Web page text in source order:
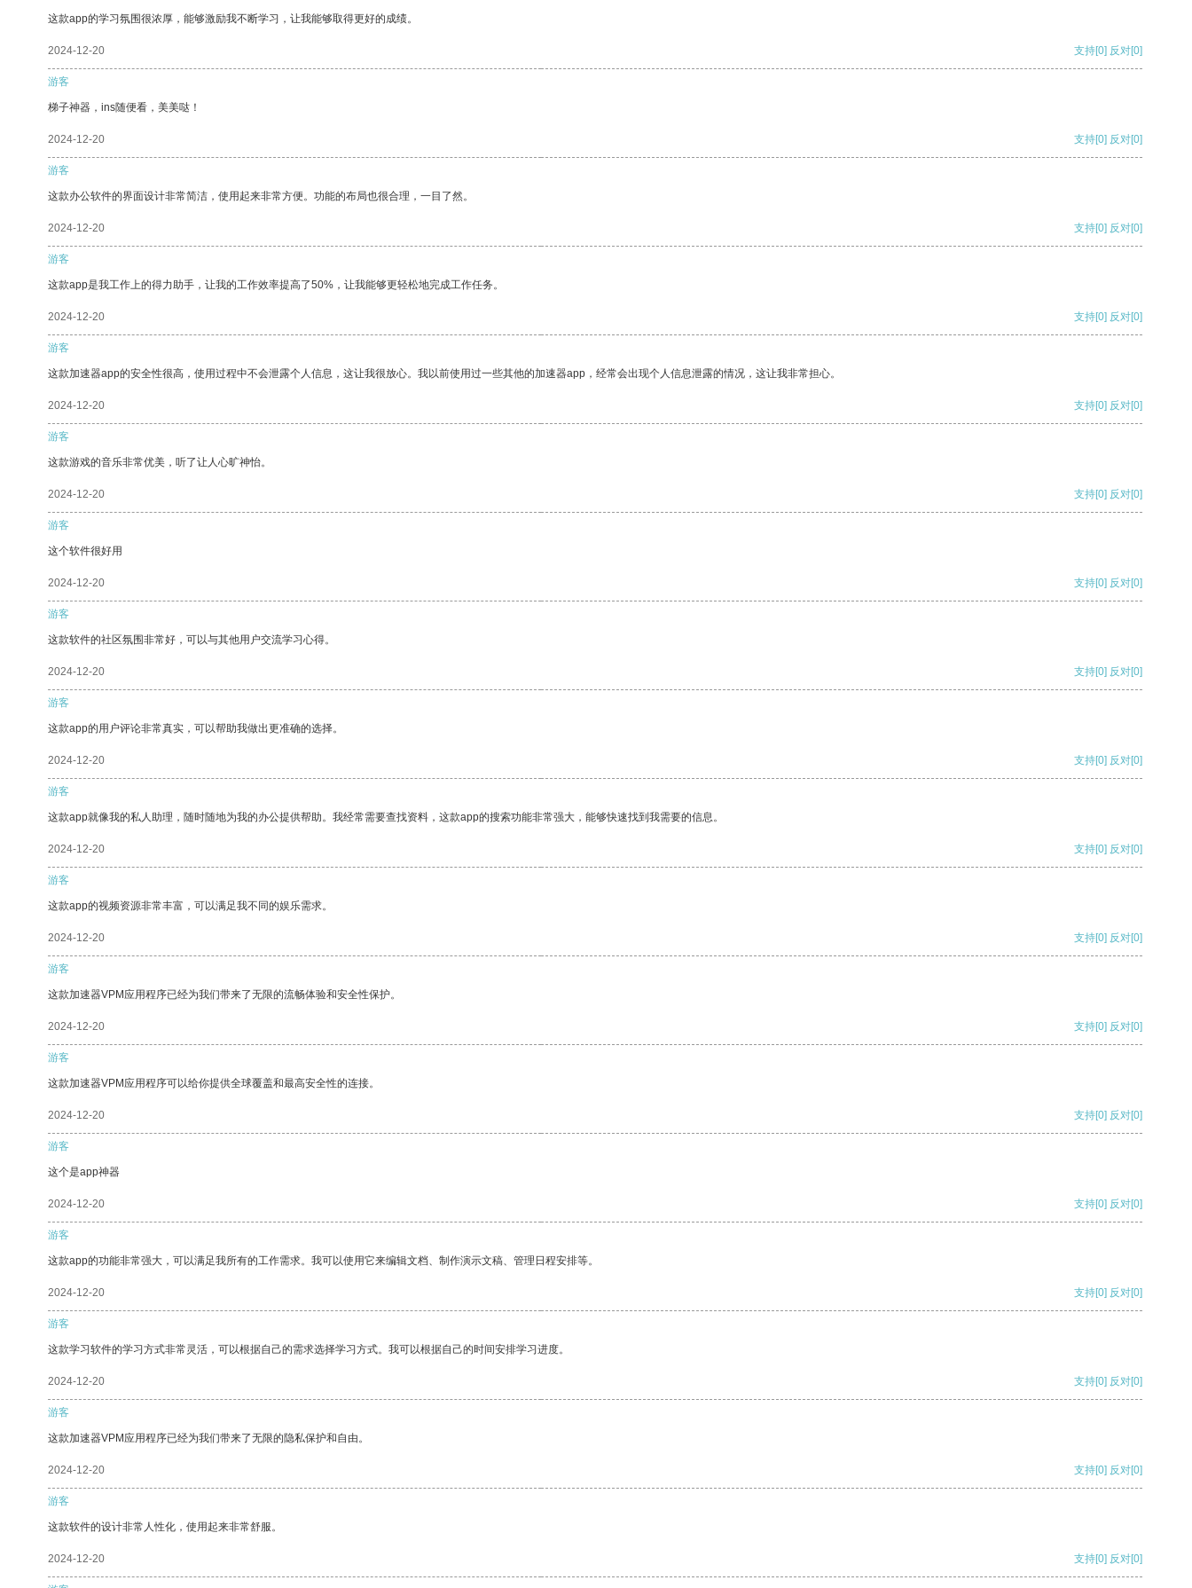
这款app的学习氛围很浓厚，能够激励我不断学习，让我能够取得更好的成绩。
2024-12-20 支持[0] 反对[0]
游客
梯子神器，ins随便看，美美哒！
2024-12-20 支持[0] 反对[0]
游客
这款办公软件的界面设计非常简洁，使用起来非常方便。功能的布局也很合理，一目了然。
2024-12-20 支持[0] 反对[0]
游客
这款app是我工作上的得力助手，让我的工作效率提高了50%，让我能够更轻松地完成工作任务。
2024-12-20 支持[0] 反对[0]
游客
这款加速器app的安全性很高，使用过程中不会泄露个人信息，这让我很放心。我以前使用过一些其他的加速器app，经常会出现个人信息泄露的情况，这让我非常担心。
2024-12-20 支持[0] 反对[0]
游客
这款游戏的音乐非常优美，听了让人心旷神怡。
2024-12-20 支持[0] 反对[0]
游客
这个软件很好用
2024-12-20 支持[0] 反对[0]
游客
这款软件的社区氛围非常好，可以与其他用户交流学习心得。
2024-12-20 支持[0] 反对[0]
游客
这款app的用户评论非常真实，可以帮助我做出更准确的选择。
2024-12-20 支持[0] 反对[0]
游客
这款app就像我的私人助理，随时随地为我的办公提供帮助。我经常需要查找资料，这款app的搜索功能非常强大，能够快速找到我需要的信息。
2024-12-20 支持[0] 反对[0]
游客
这款app的视频资源非常丰富，可以满足我不同的娱乐需求。
2024-12-20 支持[0] 反对[0]
游客
这款加速器VPM应用程序已经为我们带来了无限的流畅体验和安全性保护。
2024-12-20 支持[0] 反对[0]
游客
这款加速器VPM应用程序可以给你提供全球覆盖和最高安全性的连接。
2024-12-20 支持[0] 反对[0]
游客
这个是app神器
2024-12-20 支持[0] 反对[0]
游客
这款app的功能非常强大，可以满足我所有的工作需求。我可以使用它来编辑文档、制作演示文稿、管理日程安排等。
2024-12-20 支持[0] 反对[0]
游客
这款学习软件的学习方式非常灵活，可以根据自己的需求选择学习方式。我可以根据自己的时间安排学习进度。
2024-12-20 支持[0] 反对[0]
游客
这款加速器VPM应用程序已经为我们带来了无限的隐私保护和自由。
2024-12-20 支持[0] 反对[0]
游客
这款软件的设计非常人性化，使用起来非常舒服。
2024-12-20 支持[0] 反对[0]